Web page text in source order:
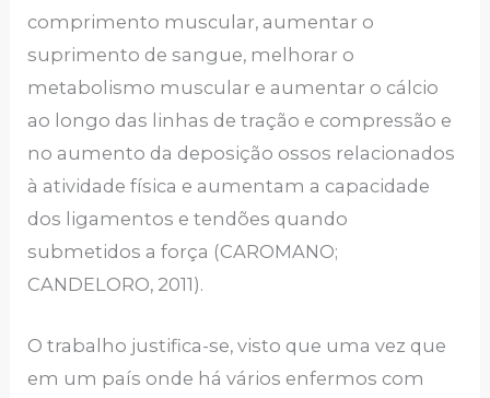
comprimento muscular, aumentar o
suprimento de sangue, melhorar o
metabolismo muscular e aumentar o cálcio
ao longo das linhas de tração e compressão e
no aumento da deposição ossos relacionados
à atividade física e aumentam a capacidade
dos ligamentos e tendões quando
submetidos a força (CAROMANO;
CANDELORO, 2011).
O trabalho justifica-se, visto que uma vez que
em um país onde há vários enfermos com